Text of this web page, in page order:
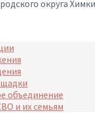
округа Химки
объединение
и их семьям